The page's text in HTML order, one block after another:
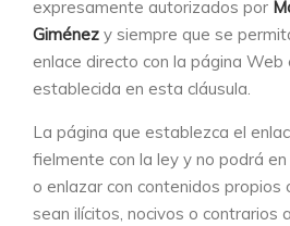
expresamente autorizados por
Giménez y siempre que se
enlace directo con la página Web
establecida en esta cláusula.
La página que establezca el
fielmente con la ley y no podrá
o enlazar con contenidos propios
sean ilícitos, nocivos o contrarios